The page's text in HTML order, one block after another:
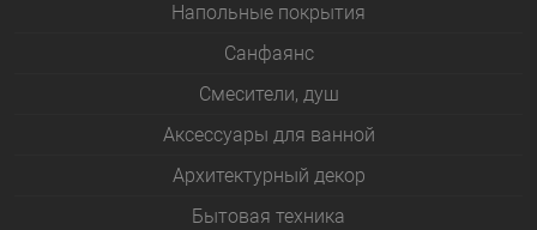
Напольные покрытия
Санфаянс
Смесители, душ
Аксессуары для ванной
Архитектурный декор
Бытовая техника